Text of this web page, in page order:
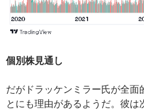
個別株見通し
だがドラッケンミラー氏が全面
とにも理由があるようだ。彼は